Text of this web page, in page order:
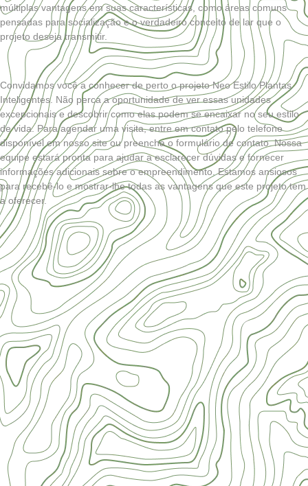
múltiplas vantagens em suas características, como áreas comuns
pensadas para socialização e o verdadeiro conceito de lar que o
projeto deseja transmitir.
Convidamos você a conhecer de perto o projeto Neo Estilo Plantas
Inteligentes. Não perca a oportunidade de ver essas unidades
excepcionais e descobrir como elas podem se encaixar no seu estilo
de vida. Para agendar uma visita, entre em contato pelo telefone
disponível em nosso site ou preencha o formulário de contato. Nossa
equipe estará pronta para ajudar a esclarecer dúvidas e fornecer
informações adicionais sobre o empreendimento. Estamos ansiosos
para recebê-lo e mostrar-lhe todas as vantagens que este projeto tem
a oferecer.